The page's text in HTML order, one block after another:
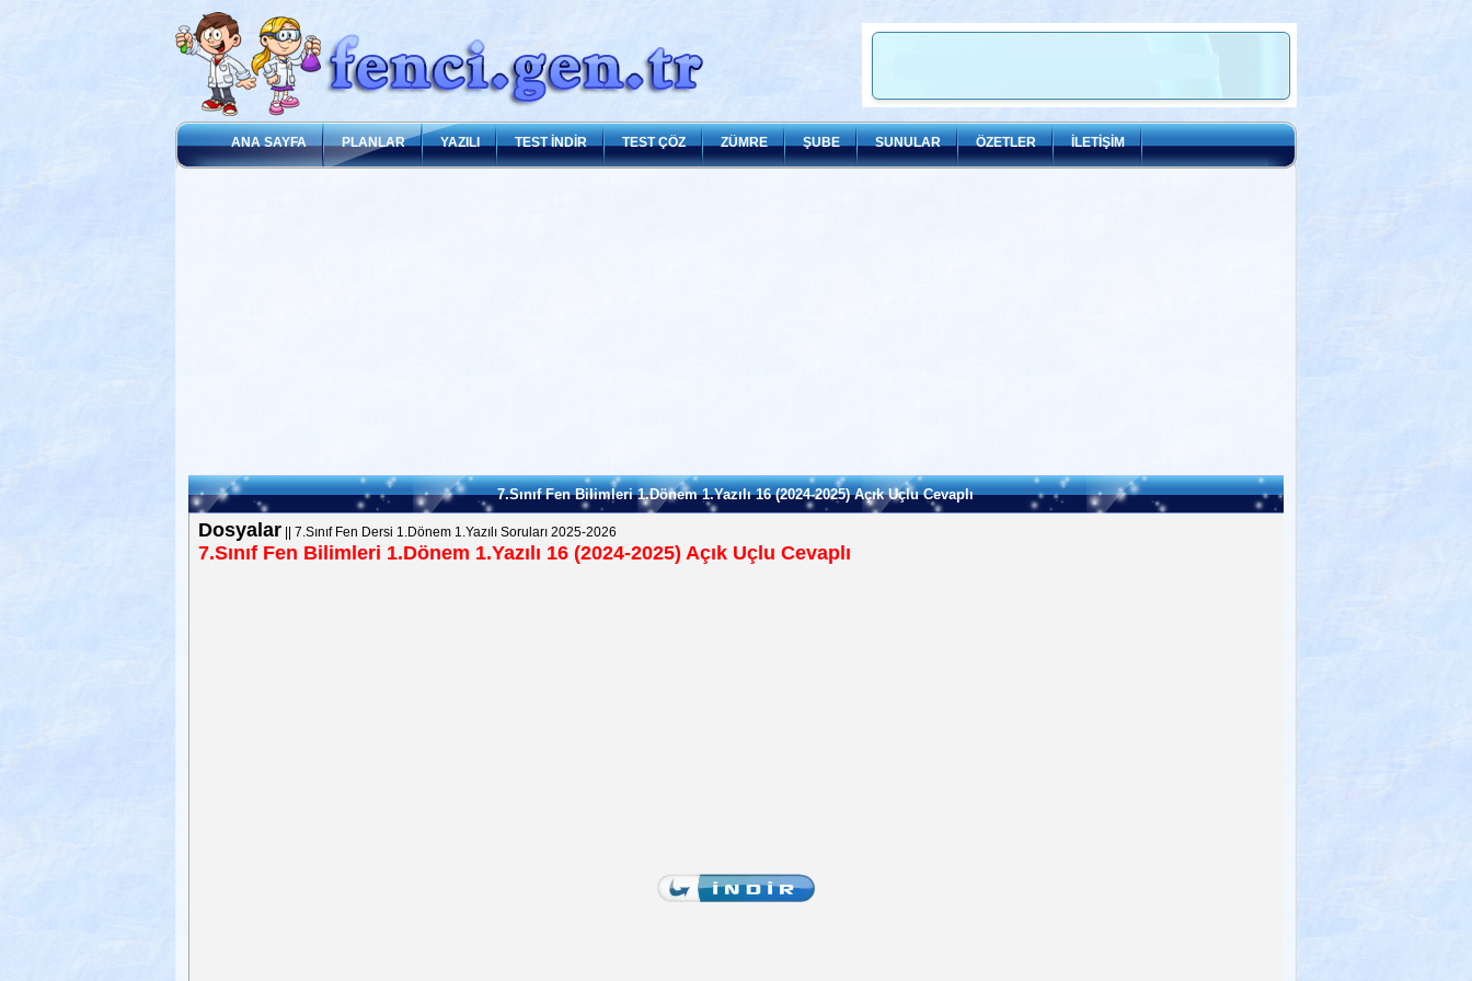
ANA SAYFA PLANLAR YAZILI TEST İNDİR TEST ÇÖZ ZÜMRE ŞUBE SUNULAR ÖZETLER İLETİŞİM
7.Sınıf Fen Bilimleri 1.Dönem 1.Yazılı 16 (2024-2025) Açık Uçlu Cevaplı
Dosyalar|| 7.Sınıf Fen Dersi 1.Dönem 1.Yazılı Soruları 2025-2026
7.Sınıf Fen Bilimleri 1.Dönem 1.Yazılı 16 (2024-2025) Açık Uçlu Cevaplı